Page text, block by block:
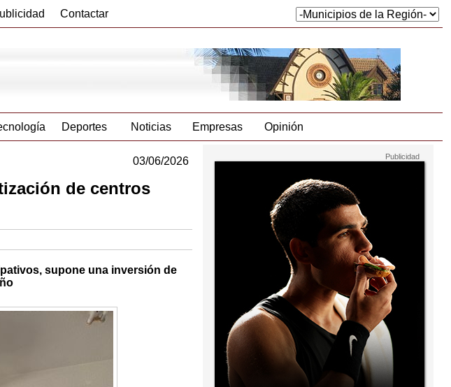
Contactar
Deportes Noticias Empresas Opinión
03/06/2026
de centros
supone una inversión de